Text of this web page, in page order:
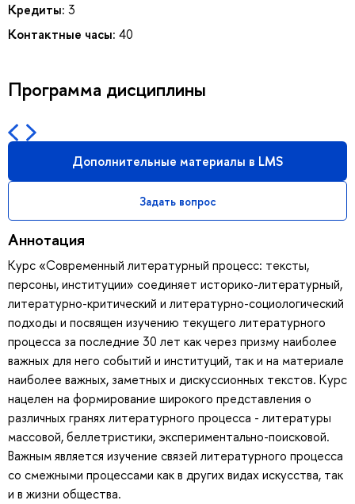
Кредиты: 3
Контактные часы: 40
Программа дисциплины
Дополнительные материалы в LMS
Задать вопрос
Аннотация
Курс «Современный литературный процесс: тексты,
персоны, институции» соединяет историко-литературный,
литературно-критический и литературно-социологический
подходы и посвящен изучению текущего литературного
процесса за последние 30 лет как через призму наиболее
важных для него событий и институций, так и на материале
наиболее важных, заметных и дискуссионных текстов. Курс
нацелен на формирование широкого представления о
различных гранях литературного процесса - литературы
массовой, беллетристики, экспериментально-поисковой.
Важным является изучение связей литературного процесса
со смежными процессами как в других видах искусства, так
и в жизни общества.